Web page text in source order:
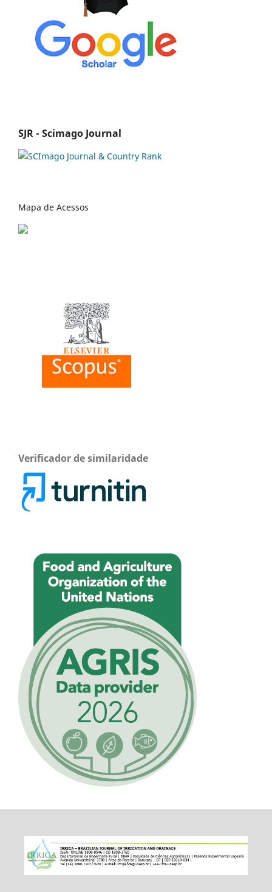
SJR - Scimago Journal
Mapa de Acessos
Verificador de similaridade